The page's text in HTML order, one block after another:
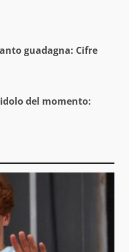
guadagna: Cifre
del momento: